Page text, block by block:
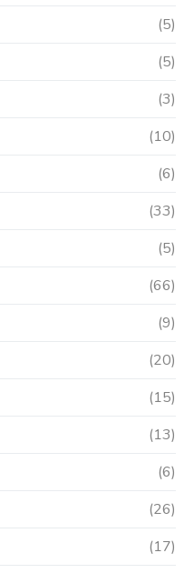
(5)
(5)
(3)
(10)
(6)
(33)
(5)
(66)
(9)
(20)
(15)
(13)
(6)
(26)
(17)